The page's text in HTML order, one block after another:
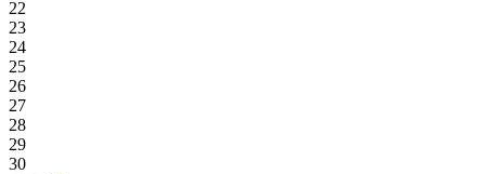
22
23
24
25
26
27
28
29
30